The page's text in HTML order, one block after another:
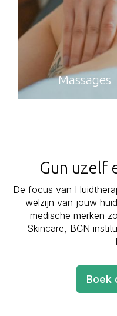
Massages
Gun uzelf
De focus van
welzijn van jouw
medische merken
Skincare, BCN
Boek